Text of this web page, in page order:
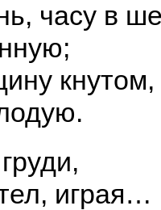
часу в
кнутом,
играя…